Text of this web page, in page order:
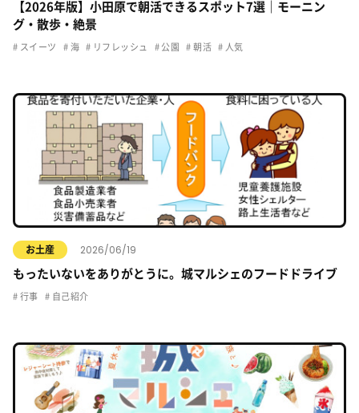
【2026年版】小田原で朝活できるスポット7選｜モーニン
グ・散歩・絶景
スイーツ 海 リフレッシュ 公園 朝活 人気
お土産 2026/06/19
もったいないをありがとうに。城マルシェのフードドライブ
行事 自己紹介